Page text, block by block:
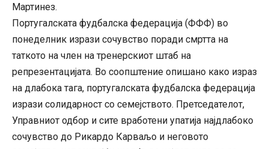
Мартинез.
Португалската фудбалска федерација (ФФФ) во
понеделник изрази сочувство поради смртта на
таткото на член на тренерскиот штаб на
репрезентацијата. Во соопштение опишано како израз
на длабока тага, португалската фудбалска федерација
изрази солидарност со семејството. Претседателот,
Управниот одбор и сите вработени упатија најдлабоко
сочувство до Рикардо Карваљо и неговото